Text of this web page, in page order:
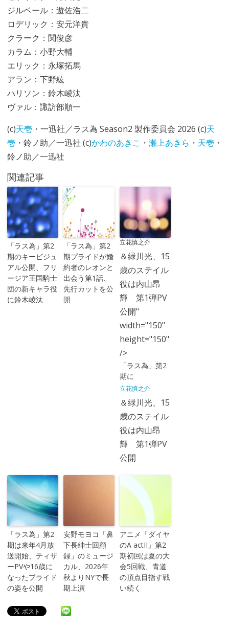
ジルベール：遊佐浩二
ロデリック：安元洋貴
クラーク：関俊彦
カラム：小野大輔
エリック：永塚拓馬
アラン：下野紘
ハリソン：鈴木崚汰
ヴァル：諏訪部順一
(c)天壱 ・一迅社／ラス為 Season2 製作委員会 2026 (c)天
壱 ・鈴ノ助／一迅社 (c)かわのあきこ ・ 瀬上あきら ・ 天壱 ・
鈴ノ助／一迅社
関連記事
「ラス為」第2
期のキービジュ
アル公開、フリ
ージア王国騎士
団の新キャラ役
に鈴木崚汰
「ラス為」第2
期プライドが婚
約者のレオンと
出会う第1話、
先行カットを公
開
立花慎之介
＆緑川光、15
歳のステイル
役は内山昂
輝 第1弾PV
公開"
width="150"
height="150"
/>
「ラス為」第2
期に
立花慎之介
＆緑川光、15
歳のステイル
役は内山昂
輝 第1弾PV
公開
「ラス為」第2
期は来年4月放
送開始、ティザ
ーPVや16歳に
なったプライド
の姿を公開
安野モヨコ「鼻
下長紳士回顧
録」のミュージ
カル、2026年
秋よりNYで長
期上演
アニメ「ダイヤ
のA actII」第2
期初回は夏の大
会5回戦、青道
の頂点目指す戦
い続く